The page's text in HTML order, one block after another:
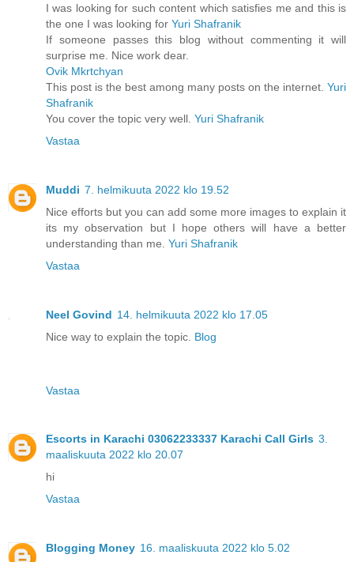
I was looking for such content which satisfies me and this is
the one I was looking for Yuri Shafranik
If someone passes this blog without commenting it will
surprise me. Nice work dear.
Ovik Mkrtchyan
This post is the best among many posts on the internet. Yuri
Shafranik
You cover the topic very well. Yuri Shafranik
Vastaa
Muddi 7. helmikuuta 2022 klo 19.52
Nice efforts but you can add some more images to explain it
its my observation but I hope others will have a better
understanding than me. Yuri Shafranik
Vastaa
Neel Govind 14. helmikuuta 2022 klo 17.05
Nice way to explain the topic. Blog
Vastaa
Escorts in Karachi 03062233337 Karachi Call Girls 3.
maaliskuuta 2022 klo 20.07
hi
Vastaa
Blogging Money 16. maaliskuuta 2022 klo 5.02